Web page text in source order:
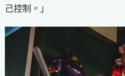
己控制。」